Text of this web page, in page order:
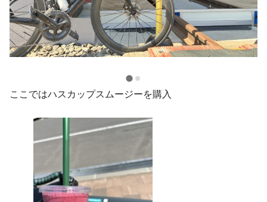
ここではハスカップスムージーを購入